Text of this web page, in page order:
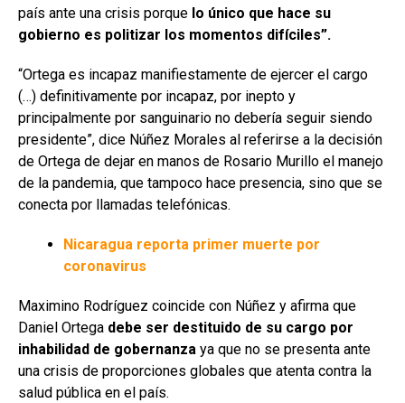
país ante una crisis porque lo único que hace su
gobierno es politizar los momentos difíciles”.
“Ortega es incapaz manifiestamente de ejercer el cargo
(…) definitivamente por incapaz, por inepto y
principalmente por sanguinario no debería seguir siendo
presidente”, dice Núñez Morales al referirse a la decisión
de Ortega de dejar en manos de Rosario Murillo el manejo
de la pandemia, que tampoco hace presencia, sino que se
conecta por llamadas telefónicas.
Nicaragua reporta primer muerte por
coronavirus
Maximino Rodríguez coincide con Núñez y afirma que
Daniel Ortega debe ser destituido de su cargo por
inhabilidad de gobernanza ya que no se presenta ante
una crisis de proporciones globales que atenta contra la
salud pública en el país.